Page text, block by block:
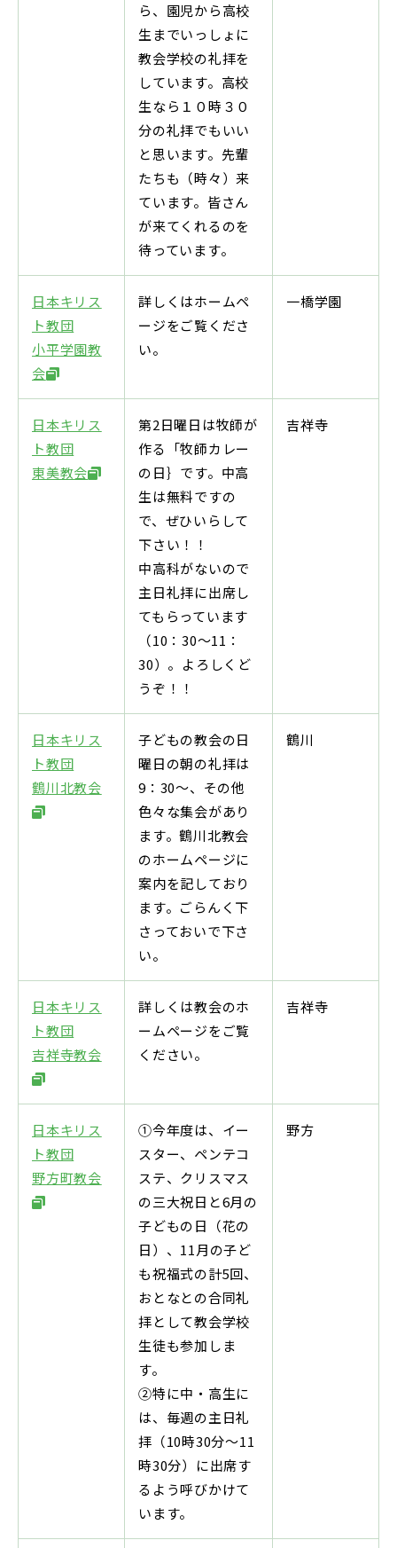
ら、園児から高校
生までいっしょに
教会学校の礼拝を
しています。高校
生なら１０時３０
分の礼拝でもいい
と思います。先輩
たちも（時々）来
ています。皆さん
が来てくれるのを
待っています。
日本キリス
ト教団
小平学園教
会
詳しくはホームペ
ージをご覧くださ
い。
一橋学園
日本キリス
ト教団
東美教会
第2日曜日は牧師が
作る「牧師カレー
の日｝です。中高
生は無料ですの
で、ぜひいらして
下さい！！
中高科がないので
主日礼拝に出席し
てもらっています
（10：30～11：
30）。よろしくど
うぞ！！
吉祥寺
日本キリス
ト教団
鶴川北教会
子どもの教会の日
曜日の朝の礼拝は
9：30～、その他
色々な集会があり
ます。鶴川北教会
のホームページに
案内を記しており
ます。ごらんく下
さっておいで下さ
い。
鶴川
日本キリス
ト教団
吉祥寺教会
詳しくは教会のホ
ームページをご覧
ください。
吉祥寺
日本キリス
ト教団
野方町教会
①今年度は、イー
スター、ペンテコ
ステ、クリスマス
の三大祝日と6月の
子どもの日（花の
日）、11月の子ど
も祝福式の計5回、
おとなとの合同礼
拝として教会学校
生徒も参加しま
す。
②特に中・高生に
は、毎週の主日礼
拝（10時30分～11
時30分）に出席す
るよう呼びかけて
います。
野方